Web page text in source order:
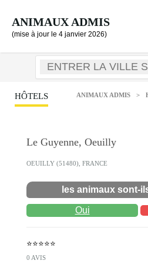
ANIMAUX ADMIS
(mise à jour le 4 janvier 2026)
HÔTELS ANIMAUX ADMIS >
Le Guyenne, Oeuilly
OEUILLY (51480), FRANCE
les animaux sont-
Oui
⭐⭐⭐⭐⭐
0 AVIS